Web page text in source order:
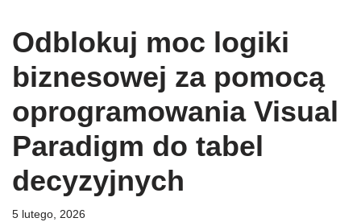
Odblokuj moc logiki
biznesowej za pomocą
oprogramowania Visual
Paradigm do tabel
decyzyjnych
5 lutego, 2026